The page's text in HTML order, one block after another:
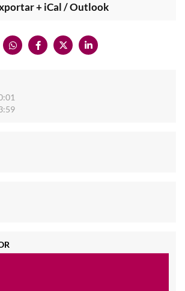
+ iCal / Outlook